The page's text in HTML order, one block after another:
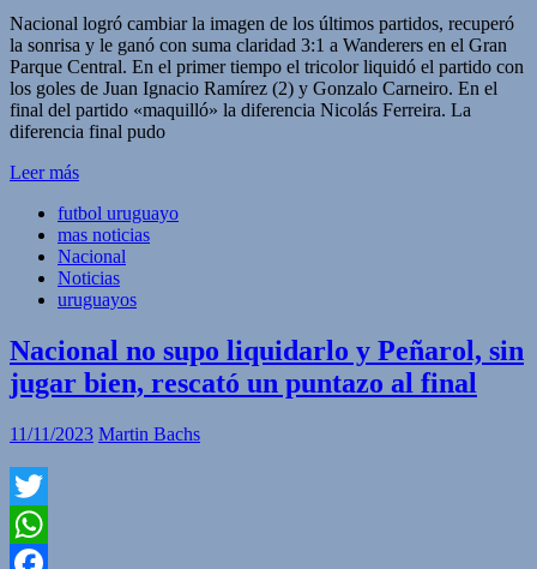
Compartir
Nacional logró cambiar la imagen de los últimos partidos, recuperó
la sonrisa y le ganó con suma claridad 3:1 a Wanderers en el Gran
Parque Central. En el primer tiempo el tricolor liquidó el partido con
los goles de Juan Ignacio Ramírez (2) y Gonzalo Carneiro. En el
final del partido «maquilló» la diferencia Nicolás Ferreira. La
diferencia final pudo
Leer más
futbol uruguayo
mas noticias
Nacional
Noticias
uruguayos
Nacional no supo liquidarlo y Peñarol, sin
jugar bien, rescató un puntazo al final
11/11/2023 Martin Bachs
Twitter
WhatsApp